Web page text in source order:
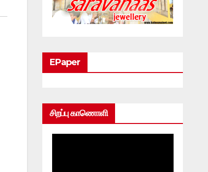
EPaper
சிறப்பு காணொளி